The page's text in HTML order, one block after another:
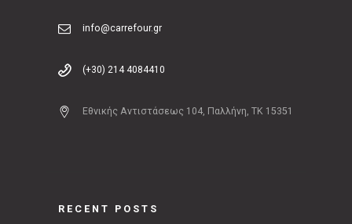
info@carrefour.gr
(+30) 214 4084410
Εθνικής Αντιστάσεως 104, Παλλήνη, ΤΚ 15351
RECENT POSTS